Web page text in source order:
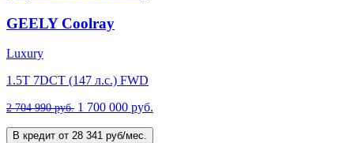
GEELY Coolray
Luxury
1.5T 7DCT (147 л.с.) FWD
2 704 990 руб. 1 700 000 руб.
В кредит от 28 341 руб/мес.